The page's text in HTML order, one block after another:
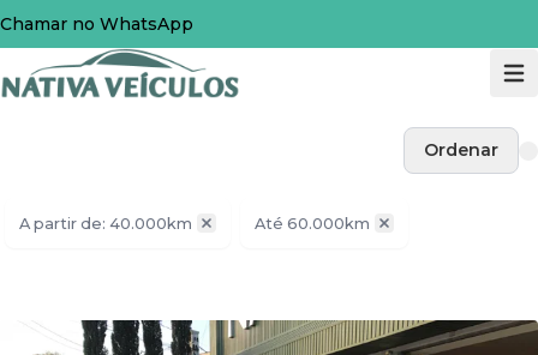
Chamar no WhatsApp
Ordenar
A partir de: 40.000km Até 60.000km